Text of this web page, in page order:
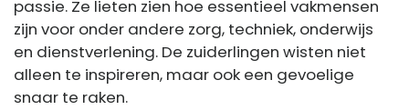
passie. Ze lieten zien hoe essentieel vakmensen
zijn voor onder andere zorg, techniek, onderwijs
en dienstverlening. De zuiderlingen wisten niet
alleen te inspireren, maar ook een gevoelige
snaar te raken.